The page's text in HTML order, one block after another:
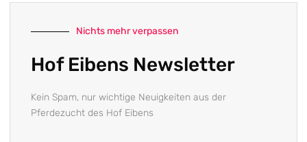
Nichts mehr verpassen
Hof Eibens Newsletter
Kein Spam, nur wichtige Neuigkeiten aus der
Pferdezucht des Hof Eibens